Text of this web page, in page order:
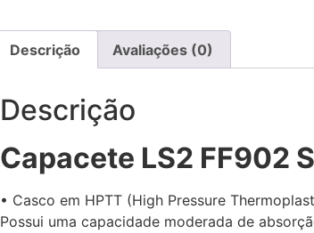
Descrição Avaliações (0)
Descrição
Capacete LS2 FF902
• Casco em HPTT (High Pressure
Possui uma capacidade moderada de